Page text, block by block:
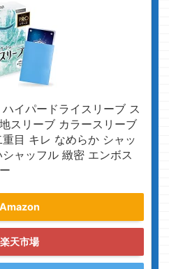
イパードライスリーブ ス
スリーブ カラースリーブ
目 キレ なめらか シャッ
ャッフル 緻密 エンボス
Amazon
楽天市場